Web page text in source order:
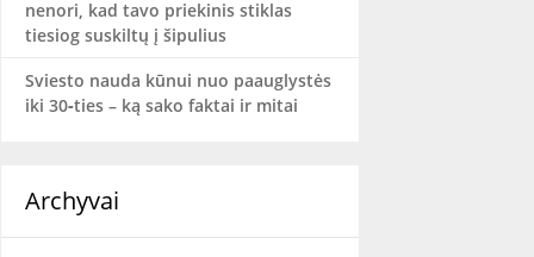
nenori, kad tavo priekinis stiklas
tiesiog suskiltų į šipulius
Sviesto nauda kūnui nuo paauglystės
iki 30‑ties – ką sako faktai ir mitai
Archyvai